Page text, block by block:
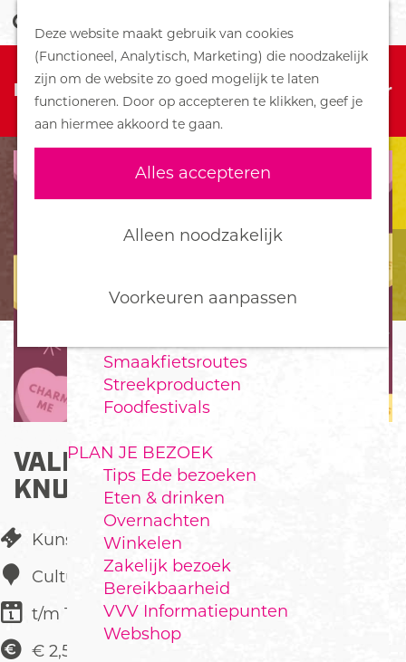
Deze website maakt gebruik van cookies
(Functioneel, Analytisch, Marketing) die noodzakelijk
zijn om de website zo goed mogelijk te laten
functioneren. Door op accepteren te klikken, geef je
aan hiermee akkoord te gaan.
Alles accepteren
Alleen noodzakelijk
Voorkeuren aanpassen
G
n
a
d
o
e
o
e
k
e
n
M
e
n
u
DORPEN
Bennekom
De Klomp
Deelen
Ederveen
Harskamp
Hoenderloo
Wekerom
Smaakfietsroutes
Streekproducten
Foodfestivals
PLAN JE BEZOEK
Tips Ede bezoeken
Eten & drinken
Overnachten
Winkelen
Zakelijk bezoek
Bereikbaarheid
VVV Informatiepunten
Webshop
Sorry, deze activiteit is niet meer
beschikbaar. Bekijk het
actuele aanbod
voor
de beschikbare opties.
VALENTIJNSKAARTEN
KNUTSELEN
Kunst & Cultuur
Cultura
t/m 14 februari
€ 2,50